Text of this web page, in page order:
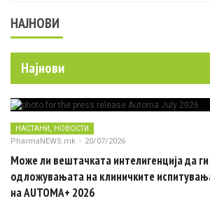
НАЈНОВИ
Најнови
НАСТАНИ, НОВОСТИ
PharmaNEWS.mk - 20/07/2026
Може ли вештачката интелигенција да
одложувањата на клиничките
на AUTOMA+ 2026